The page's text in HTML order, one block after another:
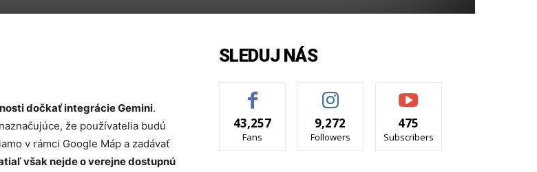
dočkať integrácie Gemini.
že používatelia budú
v rámci Google Máp a zadávať
však nejde o verejne dostupnú
SLEDUJ NÁS
43,257
Fans
9,272
Followers
475
Subscribers